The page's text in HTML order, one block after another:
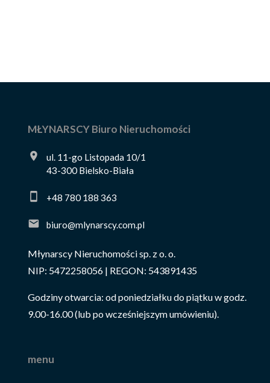
MŁYNARSCY Biuro Nieruchomości
ul. 11-go Listopada 10/1
43-300 Bielsko-Biała
+48 780 188 363
biuro@mlynarscy.com.pl
Młynarscy Nieruchomości sp. z o. o.
NIP: 5472258056 | REGON: 543891435
Godziny otwarcia: od poniedziałku do piątku w godz.
9.00-16.00 (lub po wcześniejszym umówieniu).
menu